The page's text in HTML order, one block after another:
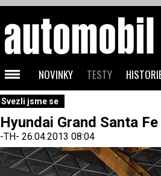
Svezli jsme se
Hyundai Grand Santa
-TH- 26.04.2013 08:04
NOVINKY TESTY